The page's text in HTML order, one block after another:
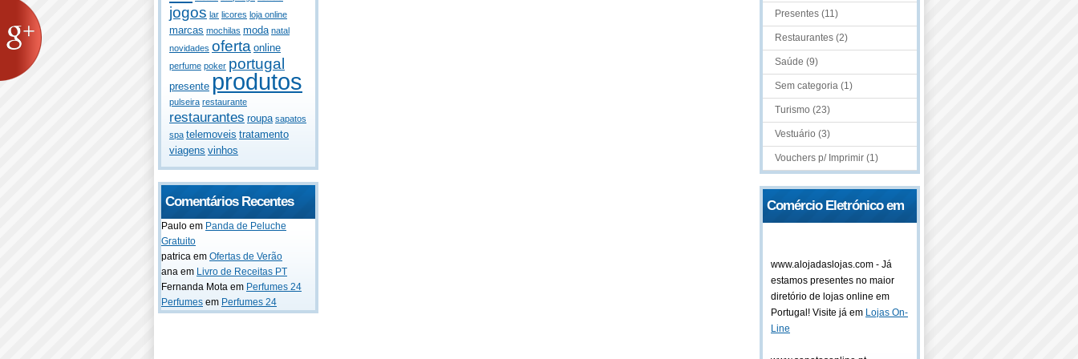
jogos lar licores loja online
marcas mochilas moda natal
novidades oferta online
perfume poker portugal
presente produtos
pulseira restaurante
restaurantes roupa sapatos
spa telemoveis tratamento
viagens vinhos
Comentários Recentes
Paulo em Panda de Peluche
Gratuito
patrica em Ofertas de Verão
ana em Livro de Receitas PT
Fernanda Mota em Perfumes 24
Perfumes em Perfumes 24
Presentes (11)
Restaurantes (2)
Saúde (9)
Sem categoria (1)
Turismo (23)
Vestuário (3)
Vouchers p/ Imprimir (1)
Comércio Eletrónico em
www.alojadaslojas.com - Já
estamos presentes no maior
diretório de lojas online em
Portugal! Visite já em Lojas On-
Line